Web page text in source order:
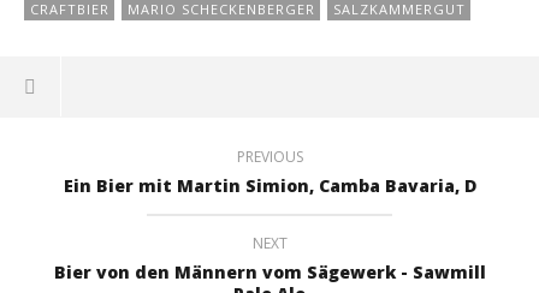
CRAFTBIER
MARIO SCHECKENBERGER SALZKAMMERGUT
PREVIOUS
Ein Bier mit Martin Simion, Camba Bavaria, D
NEXT
Bier von den Männern vom Sägewerk - Sawmill